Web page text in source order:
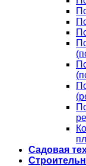
Садовая